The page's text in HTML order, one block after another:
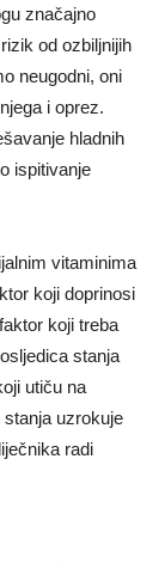
značajno
od ozbiljnijih
neugodni, oni
i oprez.
hladnih
ispitivanje
vitaminima
koji doprinosi
koji treba
stanja
utiču na
uzrokuje
radi